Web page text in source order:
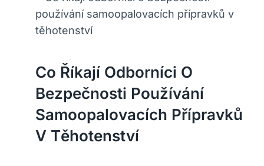
Co Říkají Odborníci O
Bezpečnosti Používání
Samoopalovacích Přípravků
V Těhotenství